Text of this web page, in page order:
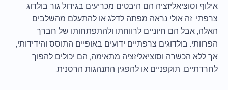
אילוף וסוציאליזציה הם היבטים מכריעים בגידול גור בולדוג
צרפתי. זה אולי נראה מפתה לדלג או להתעלם מהשלבים
האלה, אבל הם חיוניים לרווחתו ולהתפתחותו של חברך
הפרוותי. בולדוגים צרפתיים ידועים באופיים התוסס והידידותי,
אך ללא הכשרה וסוציאליזציה מתאימה, הם יכולים להפוך
לחרדתיים, תוקפניים או להפגין התנהגות הרסנית.